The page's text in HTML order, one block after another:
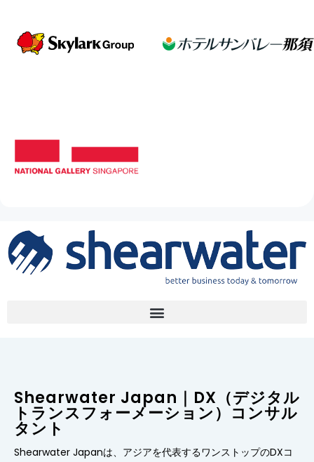
Shearwater Japan｜DX（デジタル
トランスフォーメーション）コンサル
タント
Shearwater Japanは、アジアを代表するワンストップのDXコ